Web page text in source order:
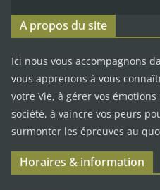
A propos du site
Ici nous vous accompagnons
vous apprenons à vous
votre Vie, à gérer vos
société, à vaincre vos peurs
surmonter les épreuves au
Horaires & information